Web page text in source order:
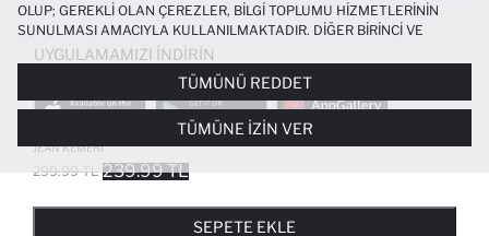
ERKEK DIKDÖRTGEN TOKA SUNI DERI
JEAN KEMERI
299.99 TL 239.99 TL
SEPETE EKLE
UYGULAMAMIZI İNDIRIN
POPÜLER KATEGORILER
KADIN BEYAZ TIŞÖRT
OLUP; GEREKLI OLAN ÇEREZLER, BILGI TOPLUMU HIZMETLERININ
SUNULMASI AMACIYLA KULLANILMAKTADIR. DIĞER BIRINCI VE
ÜÇÜNCÜ TARAF ÇEREZLER ISE SIZE DAHA IYI BIR ALIŞVERIŞ
DENEYIMI SUNULABILMESI, SITEMIZIN DAHA IŞLEVSEL KILINMASI VE
KIŞISELLEŞTIRMESI VE AÇIK RIZA VERMENIZ HALINDE, SIZLERE
YÖNELIK PAZARLAMA FAALIYETLERININ YAPILMASI AMAÇLARIYLA
SINIRLI OLARAK KULLANILACAKTIR. ÇEREZLERE DAIR TERCIHLERINIZI
ÇEREZ TERCIHLERIPANELI ARACILIĞIYLA HER ZAMAN YÖNETEBILIR,
ÇEREZLERLE ILGILI DAHA DETAYLI BILGIYE
TÜMÜNÜ REDDET
TÜMÜNE İZIN VER